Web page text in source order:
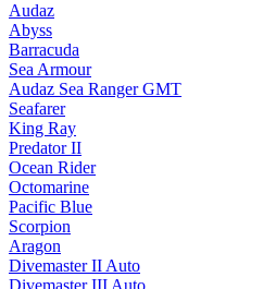
Audaz
Abyss
Barracuda
Sea Armour
Audaz Sea Ranger GMT
Seafarer
King Ray
Predator II
Ocean Rider
Octomarine
Pacific Blue
Scorpion
Aragon
Divemaster II Auto
Divemaster III Auto